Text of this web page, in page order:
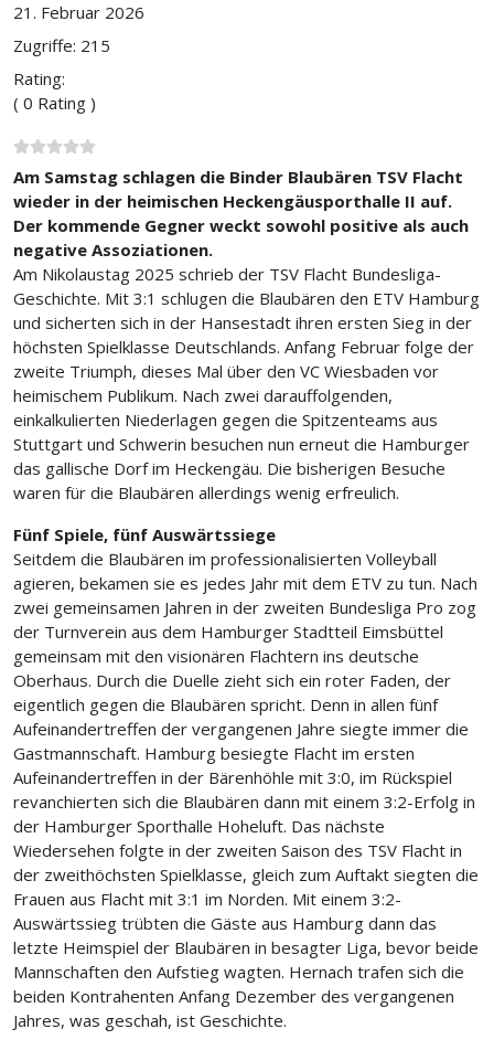
21. Februar 2026
Zugriffe: 215
Rating:
( 0 Rating )
Am Samstag schlagen die Binder Blaubären TSV Flacht
wieder in der heimischen Heckengäusporthalle II auf.
Der kommende Gegner weckt sowohl positive als auch
negative Assoziationen.
Am Nikolaustag 2025 schrieb der TSV Flacht Bundesliga-
Geschichte. Mit 3:1 schlugen die Blaubären den ETV Hamburg
und sicherten sich in der Hansestadt ihren ersten Sieg in der
höchsten Spielklasse Deutschlands. Anfang Februar folge der
zweite Triumph, dieses Mal über den VC Wiesbaden vor
heimischem Publikum. Nach zwei darauffolgenden,
einkalkulierten Niederlagen gegen die Spitzenteams aus
Stuttgart und Schwerin besuchen nun erneut die Hamburger
das gallische Dorf im Heckengäu. Die bisherigen Besuche
waren für die Blaubären allerdings wenig erfreulich.
Fünf Spiele, fünf Auswärtssiege
Seitdem die Blaubären im professionalisierten Volleyball
agieren, bekamen sie es jedes Jahr mit dem ETV zu tun. Nach
zwei gemeinsamen Jahren in der zweiten Bundesliga Pro zog
der Turnverein aus dem Hamburger Stadtteil Eimsbüttel
gemeinsam mit den visionären Flachtern ins deutsche
Oberhaus. Durch die Duelle zieht sich ein roter Faden, der
eigentlich gegen die Blaubären spricht. Denn in allen fünf
Aufeinandertreffen der vergangenen Jahre siegte immer die
Gastmannschaft. Hamburg besiegte Flacht im ersten
Aufeinandertreffen in der Bärenhöhle mit 3:0, im Rückspiel
revanchierten sich die Blaubären dann mit einem 3:2-Erfolg in
der Hamburger Sporthalle Hoheluft. Das nächste
Wiedersehen folgte in der zweiten Saison des TSV Flacht in
der zweithöchsten Spielklasse, gleich zum Auftakt siegten die
Frauen aus Flacht mit 3:1 im Norden. Mit einem 3:2-
Auswärtssieg trübten die Gäste aus Hamburg dann das
letzte Heimspiel der Blaubären in besagter Liga, bevor beide
Mannschaften den Aufstieg wagten. Hernach trafen sich die
beiden Kontrahenten Anfang Dezember des vergangenen
Jahres, was geschah, ist Geschichte.